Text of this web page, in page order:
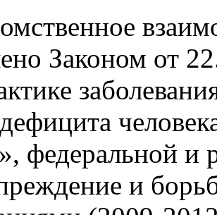
Законом от
федеральной
и